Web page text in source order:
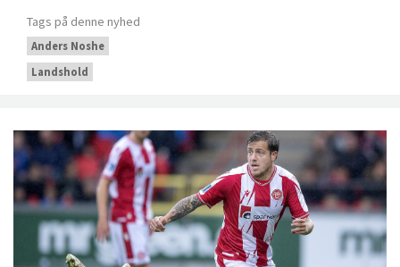
Tags på denne nyhed
Anders Noshe
Landshold